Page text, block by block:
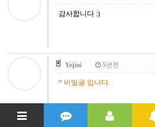
감사합니다 :)
Yejini 5년전
* 비밀글 입니다.